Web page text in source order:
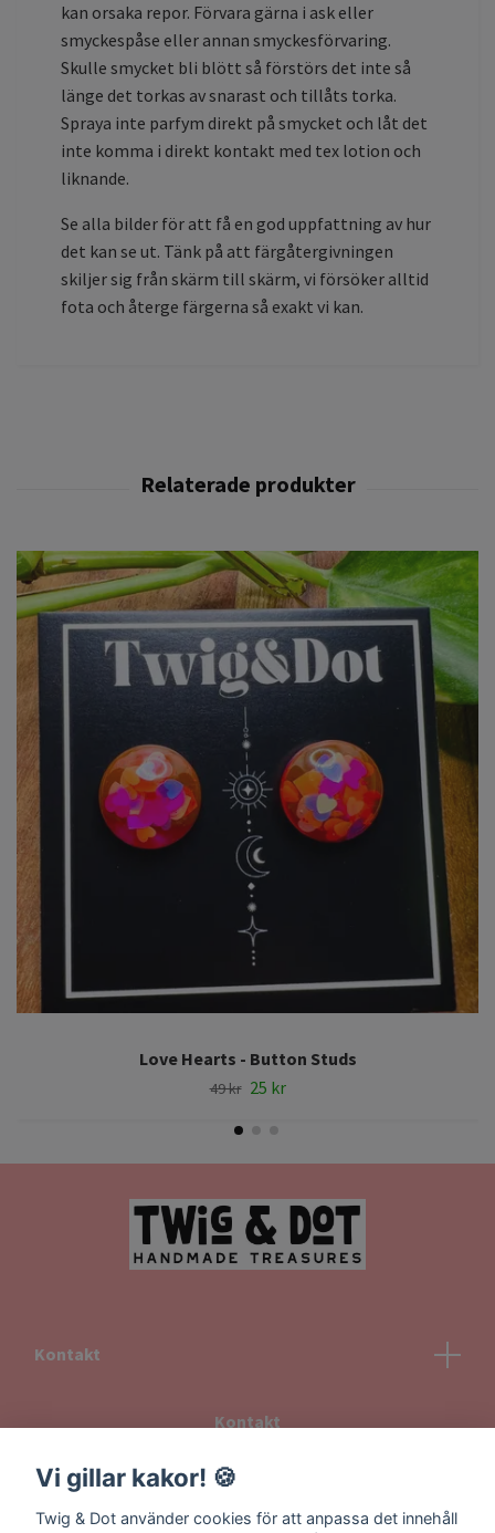
kan orsaka repor. Förvara gärna i ask eller
smyckespåse eller annan smyckesförvaring.
Skulle smycket bli blött så förstörs det inte så
länge det torkas av snarast och tillåts torka.
Spraya inte parfym direkt på smycket och låt det
inte komma i direkt kontakt med tex lotion och
liknande.
Se alla bilder för att få en god uppfattning av hur
det kan se ut. Tänk på att färgåtergivningen
skiljer sig från skärm till skärm, vi försöker alltid
fota och återge färgerna så exakt vi kan.
Love Hearts - Button Studs
49 kr 25 kr
Kontakt
Kontakt
Returvillkor
Vi gillar kakor! 🍪
Twig & Dot använder cookies för att anpassa det innehåll